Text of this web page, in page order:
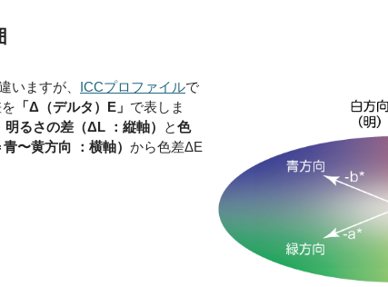
いますが、 ICCプロファイルで
「Δ（デルタ）E」 で表しま
明るさの差（ΔL ：縦軸） と色
〜黄方向 ：横軸） から色差ΔE